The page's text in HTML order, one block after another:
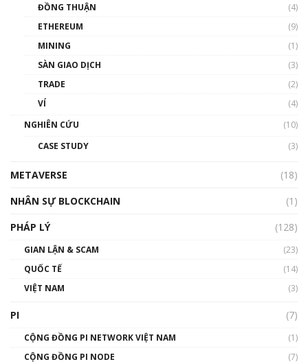
Phổ cập Blockchain
thống & Crypto qua các cuộc chiến | Phổ cập
01:32:59
gió ấm
Talkshow 14: MemeCoin – Trò đùa tỷ đô
ĐỒNG THUẬN
(4)
ETHEREUM
(9)
MINING
(1)
SÀN GIAO DỊCH
(3)
TRADE
(2)
VÍ
(4)
NGHIÊN CỨU
(10)
CASE STUDY
(3)
METAVERSE
(18)
NHÂN SỰ BLOCKCHAIN
(1)
PHÁP LÝ
(128)
GIAN LẬN & SCAM
(23)
QUỐC TẾ
(14)
VIỆT NAM
(3)
PI (7)
CỘNG ĐỒNG PI NETWORK VIỆT NAM
(1)
CỘNG ĐỒNG PI NODE
(7)